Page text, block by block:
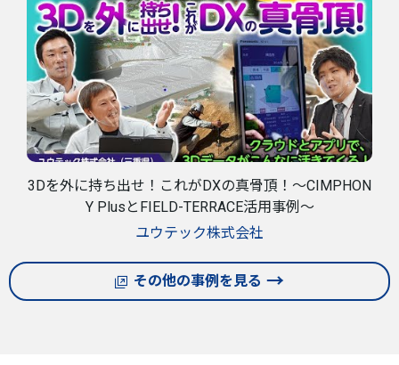
3Dを外に持ち出せ！これがDXの真骨頂！～CIMPHON
Y PlusとFIELD-TERRACE活用事例～
ユウテック株式会社
その他の事例を見る